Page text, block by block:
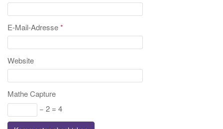
E-Mail-Adresse*
Website
Mathe Capture
− 2 = 4